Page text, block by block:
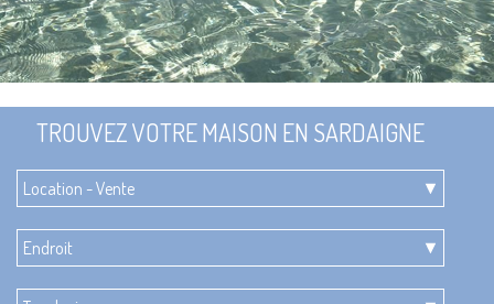
TROUVEZ VOTRE MAISON EN SARDAIGNE